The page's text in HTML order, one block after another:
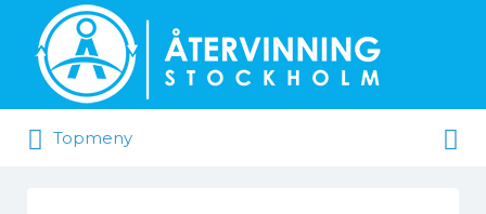
Sök efter:
Topmeny